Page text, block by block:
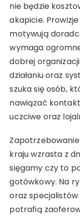
nie będzie
akapicie.
motywują
wymaga
dobrej
działaniu oraz
szuka się osób,
nawiązać
uczciwe oraz
kraju wzrasta z
sięgamy czy to
gotówkowy. Na
oraz
potrafią